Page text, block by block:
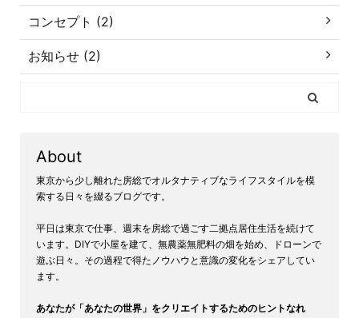
コンセプト (2)
お知らせ (2)
About
東京から少し離れた房総でオルタナティブなライフスタイルを模
索する日々を綴るブログです。
平日は東京で仕事、週末を房総で過ごす二拠点居住生活を続けて
います。DIYで小屋を建て、無農薬無肥料の畑を始め、ドローンで
遊ぶ日々。その過程で得たノウハウと意識の変化をシェアしてい
ます。
あなたが「あなたの世界」をクリエイトするためのヒントなれ